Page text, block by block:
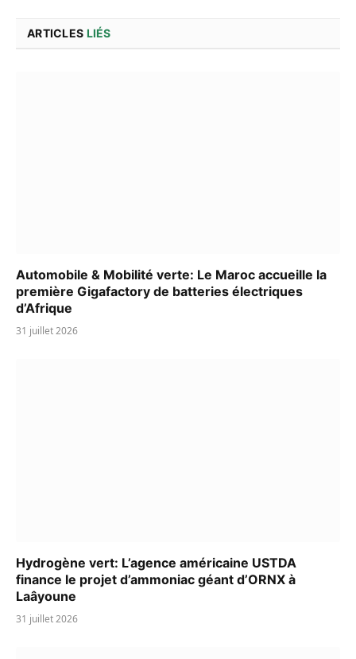
ARTICLES LIÉS
Automobile & Mobilité verte: Le Maroc accueille la
première Gigafactory de batteries électriques
d’Afrique
31 juillet 2026
Hydrogène vert: L’agence américaine USTDA
finance le projet d’ammoniac géant d’ORNX à
Laâyoune
31 juillet 2026